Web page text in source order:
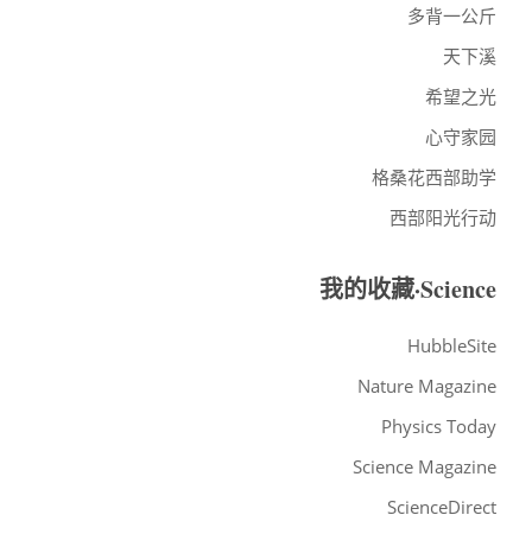
多背一公斤
天下溪
希望之光
心守家园
格桑花西部助学
西部阳光行动
我的收藏·Science
HubbleSite
Nature Magazine
Physics Today
Science Magazine
ScienceDirect